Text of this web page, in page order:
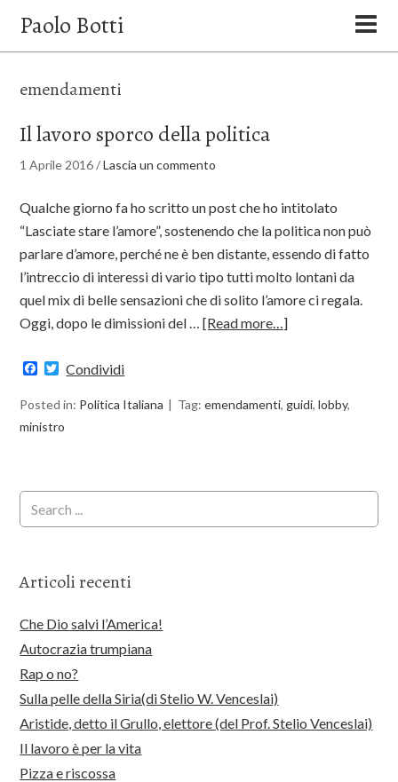
Paolo Botti
emendamenti
Il lavoro sporco della politica
1 Aprile 2016/Lascia un commento
Qualche giorno fa ho scritto un post che ho intitolato
“Lasciate stare l’amore”, sostenendo che la politica non può
parlare d’amore, perché ne è ben distante, essendo di fatto
l’intreccio di interessi di vario tipo tutti molto lontani da
quel mix di belle sensazioni che di solito l’amore ci regala.
Oggi, dopo le dimissioni del …[Read more…]
Facebook
Twitter
Condividi
Posted in: Politica Italiana Tag:emendamenti, guidi,lobby,
ministro
Articoli recenti
Che Dio salvi l’America!
Autocrazia trumpiana
Rap o no?
Sulla pelle della Siria(di Stelio W. Venceslai)
Aristide, detto il Grullo, elettore (del Prof. Stelio Venceslai)
Il lavoro è per la vita
Pizza e riscossa